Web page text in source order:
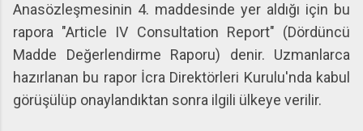
Anasözleşmesinin 4. maddesinde yer aldığı için bu
rapora "Article IV Consultation Report" (Dördüncü
Madde Değerlendirme Raporu) denir. Uzmanlarca
hazırlanan bu rapor İcra Direktörleri Kurulu'nda kabul
görüşülüp onaylandıktan sonra ilgili ülkeye verilir.